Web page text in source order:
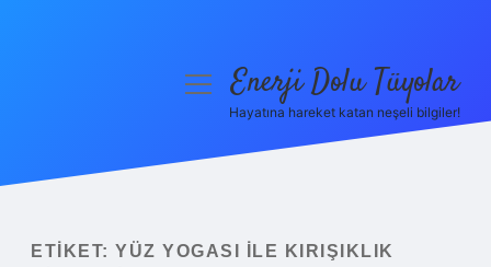
Yasal Uyarı
menüyüEnerji Dolu Tüyolar
Hayatına hareket katan neşeli bilgiler!
ETIKET: YÜZ YOGASI ILE KIRIŞIKLIK